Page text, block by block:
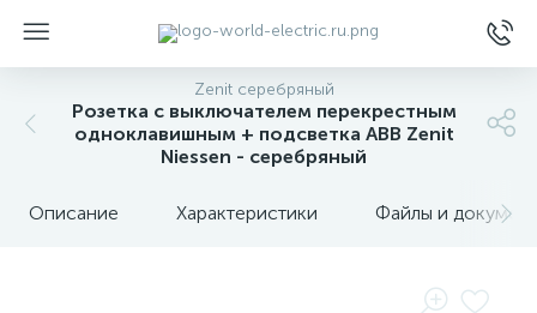
Zenit серебряный
Розетка с выключателем перекрестным
одноклавишным + подсветка ABB Zenit
Niessen - серебряный
Описание Характеристики Файлы и